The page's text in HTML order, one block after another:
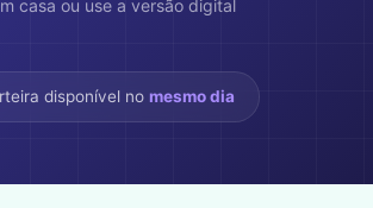
casa ou use a versão digital
disponível no mesmo dia